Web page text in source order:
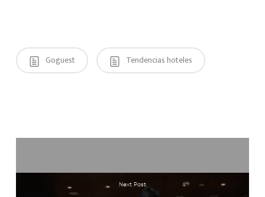
Goguest Tendencias hoteles
Next Post